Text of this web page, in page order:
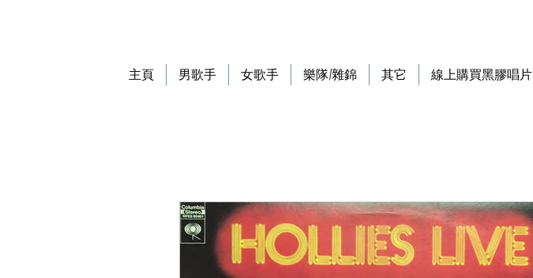
主頁 男歌手 女歌手 樂隊/雜錦 其它 線上購買黑膠唱片